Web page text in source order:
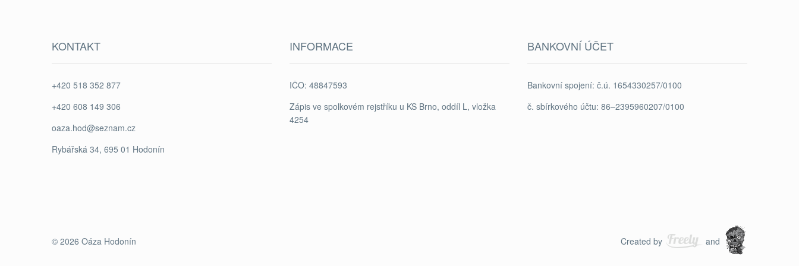
KONTAKT
+420 518 352 877
+420 608 149 306
oaza.hod@seznam.cz
Rybářská 34, 695 01 Hodonín
INFORMACE
IČO: 48847593
Zápis ve spolkovém rejstříku u KS Brno, oddíl L, vložka
4254
BANKOVNÍ ÚČET
Bankovní spojení: č.ú. 1654330257/0100
č. sbírkového účtu: 86–2395960207/0100
© 2026 Oáza Hodonín Created by and